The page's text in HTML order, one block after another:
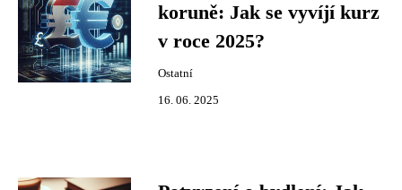
koruně: Jak se vyvíjí kurz
v roce 2025?
Ostatní
16. 06. 2025